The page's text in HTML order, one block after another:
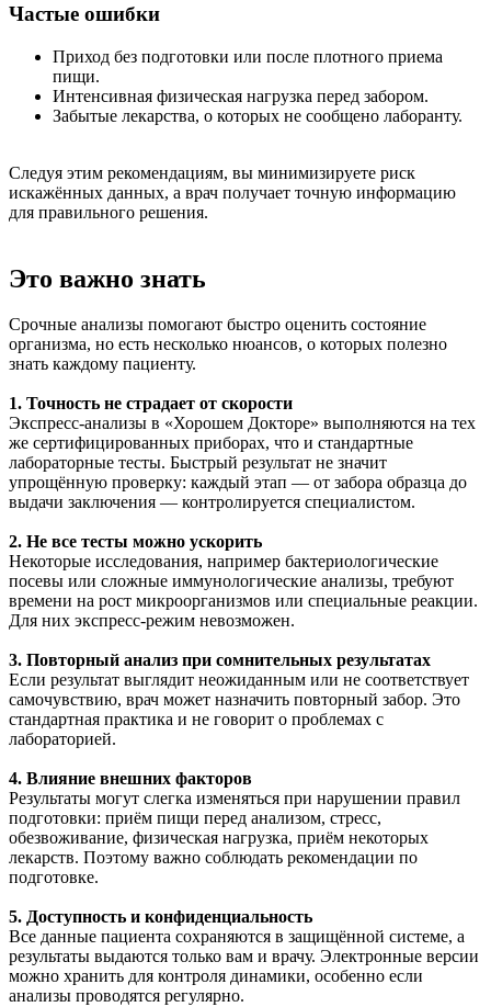
Частые ошибки
Приход без подготовки или после плотного приема
пищи.
Интенсивная физическая нагрузка перед забором.
Забытые лекарства, о которых не сообщено лаборанту.
Следуя этим рекомендациям, вы минимизируете риск
искажённых данных, а врач получает точную информацию
для правильного решения.
Это важно знать
Срочные анализы помогают быстро оценить состояние
организма, но есть несколько нюансов, о которых полезно
знать каждому пациенту.
1. Точность не страдает от скорости
Экспресс-анализы в «Хорошем Докторе» выполняются на тех
же сертифицированных приборах, что и стандартные
лабораторные тесты. Быстрый результат не значит
упрощённую проверку: каждый этап — от забора образца до
выдачи заключения — контролируется специалистом.
2. Не все тесты можно ускорить
Некоторые исследования, например бактериологические
посевы или сложные иммунологические анализы, требуют
времени на рост микроорганизмов или специальные реакции.
Для них экспресс-режим невозможен.
3. Повторный анализ при сомнительных результатах
Если результат выглядит неожиданным или не соответствует
самочувствию, врач может назначить повторный забор. Это
стандартная практика и не говорит о проблемах с
лабораторией.
4. Влияние внешних факторов
Результаты могут слегка изменяться при нарушении правил
подготовки: приём пищи перед анализом, стресс,
обезвоживание, физическая нагрузка, приём некоторых
лекарств. Поэтому важно соблюдать рекомендации по
подготовке.
5. Доступность и конфиденциальность
Все данные пациента сохраняются в защищённой системе, а
результаты выдаются только вам и врачу. Электронные версии
можно хранить для контроля динамики, особенно если
анализы проводятся регулярно.